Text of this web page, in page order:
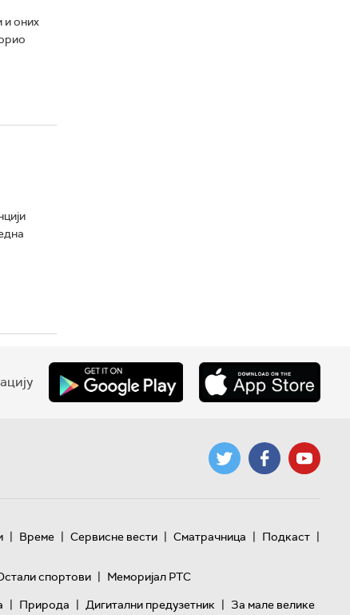
и оних
| Време | Сервисне вести | Сматрачница | Подкаст |
спортови | Меморијал РТС
| Природа | Дигитални предузетник | За мале велике